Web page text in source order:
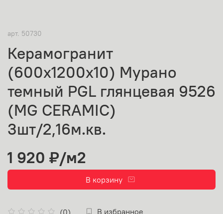
арт. 50730
Керамогранит
(600х1200x10) Мурано
темный PGL глянцевая 9526
(MG CERAMIC)
3шт/2,16м.кв.
(0)
В избранное
1 920 ₽/м2
В корзину